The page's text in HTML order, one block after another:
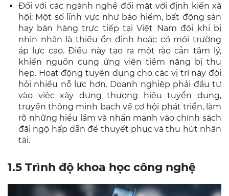
Đối với các ngành nghề đối mặt với định kiến xã
hội: Một số lĩnh vực như bảo hiểm, bất động sản
hay bán hàng trực tiếp tại Việt Nam đôi khi bị
nhìn nhận là thiếu ổn định hoặc có môi trường
áp lực cao. Điều này tạo ra một rào cản tâm lý,
khiến nguồn cung ứng viên tiềm năng bị thu
hẹp. Hoạt động tuyển dụng cho các vị trí này đòi
hỏi nhiều nỗ lực hơn. Doanh nghiệp phải đầu tư
vào việc xây dựng thương hiệu tuyển dụng,
truyền thông minh bạch về cơ hội phát triển, làm
rõ những hiểu lầm và nhấn mạnh vào chính sách
đãi ngộ hấp dẫn để thuyết phục và thu hút nhân
tài.
1.5 Trình độ khoa học công nghệ